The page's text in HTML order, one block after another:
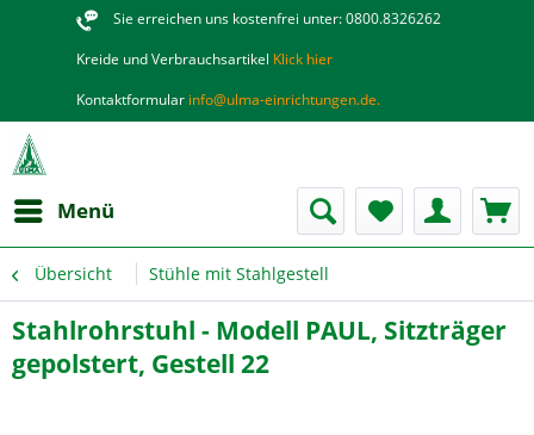
Sie erreichen uns kostenfrei unter: 0800.8326262
Kreide und Verbrauchsartikel Klick hier
Kontaktformular info@ulma-einrichtungen.de.
Menü
Übersicht Stühle mit Stahlgestell
Stahlrohrstuhl - Modell PAUL, Sitzträger
gepolstert, Gestell 22